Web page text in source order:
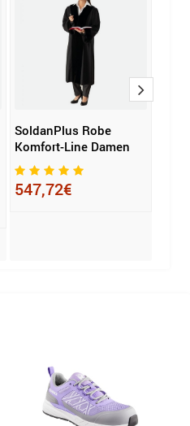
SoldanPlus Robe
Komfort-Line Damen
547,72€